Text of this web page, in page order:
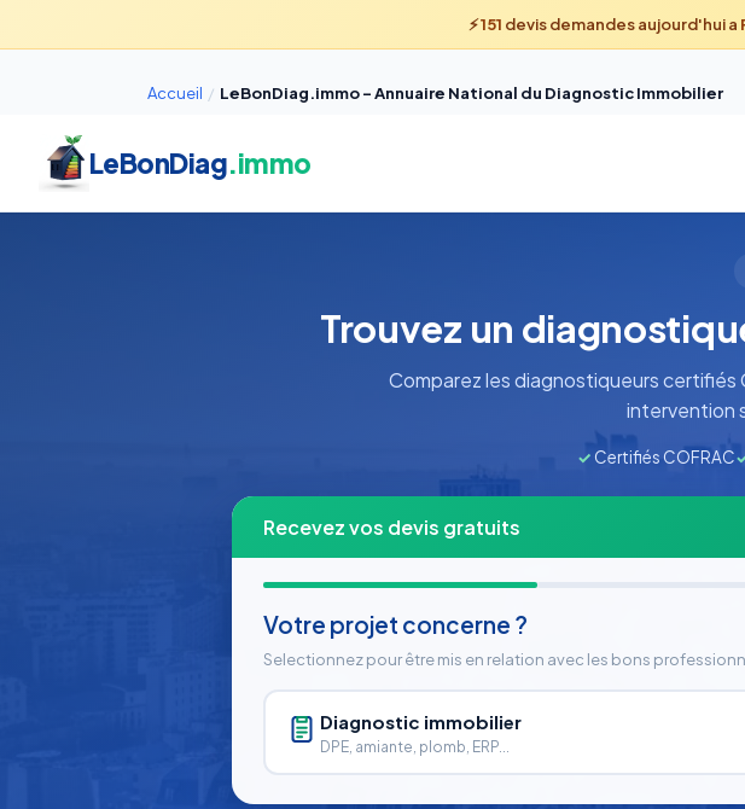
⚡151 devis demandes aujourd'hui a
Accueil / LeBonDiag.immo – Annuaire National du Diagnostic Immobilier
LeBonDiag.immo
Trouvez un
Comparez les diagnostiqueurs
intervention
✓Certifiés COFRAC
Recevez vos devis gratuits
Votre projet concerne ?
Selectionnez pour être mis en relation avec les bons
Diagnostic immobilier
DPE, amiante, plomb, ERP...